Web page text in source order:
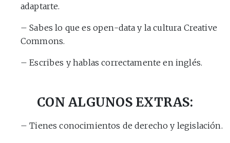
adaptarte.
– Sabes lo que es open-data y la cultura Creative
Commons.
– Escribes y hablas correctamente en inglés.
CON ALGUNOS EXTRAS:
– Tienes conocimientos de derecho y legislación.